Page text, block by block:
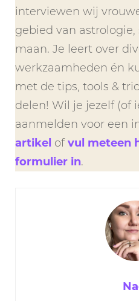
interviewen wij
gebied van
maan. Je leert over
werkzaamheden én
met de tips, tools &
delen! Wil je jezelf (of
aanmelden voor een
artikel ofvul meteen
formulier in.